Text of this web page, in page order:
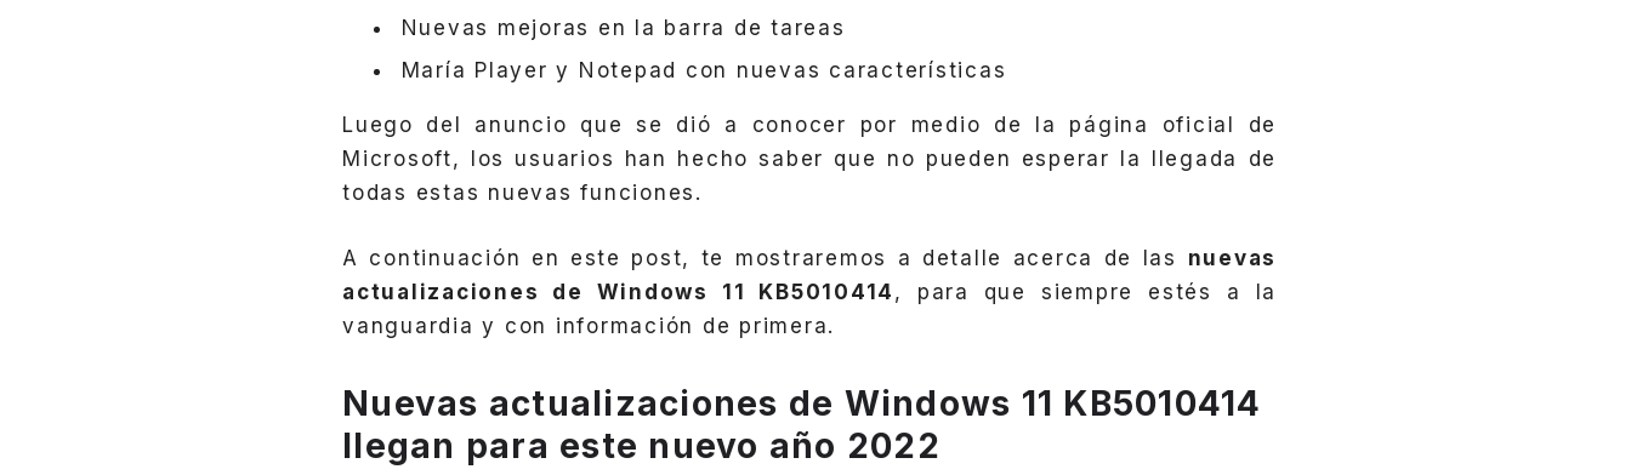
Nuevas mejoras en la barra de tareas
María Player y Notepad con nuevas características
Luego del anuncio que se dió a conocer por medio de la página oficial de
Microsoft, los usuarios han hecho saber que no pueden esperar la llegada de
todas estas nuevas funciones.
A continuación en este post, te mostraremos a detalle acerca de las nuevas
actualizaciones de Windows 11 KB5010414 , para que siempre estés a la
vanguardia y con información de primera.
Nuevas actualizaciones de Windows 11 KB5010414
llegan para este nuevo año 2022